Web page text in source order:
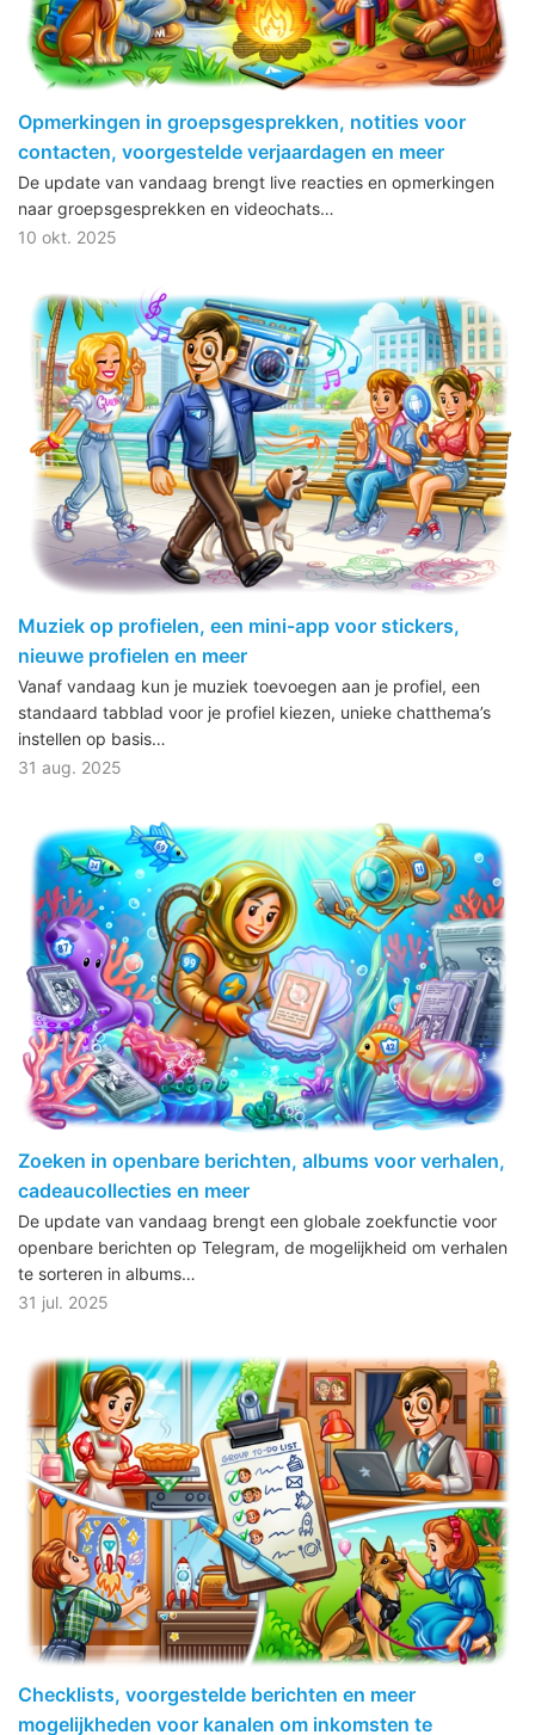
Opmerkingen in groepsgesprekken, notities voor
contacten, voorgestelde verjaardagen en meer
De update van vandaag brengt live reacties en opmerkingen
naar groepsgesprekken en videochats…
10 okt. 2025
Muziek op profielen, een mini-app voor stickers,
nieuwe profielen en meer
Vanaf vandaag kun je muziek toevoegen aan je profiel, een
standaard tabblad voor je profiel kiezen, unieke chatthema’s
instellen op basis…
31 aug. 2025
Zoeken in openbare berichten, albums voor verhalen,
cadeaucollecties en meer
De update van vandaag brengt een globale zoekfunctie voor
openbare berichten op Telegram, de mogelijkheid om verhalen
te sorteren in albums…
31 jul. 2025
Checklists, voorgestelde berichten en meer
mogelijkheden voor kanalen om inkomsten te